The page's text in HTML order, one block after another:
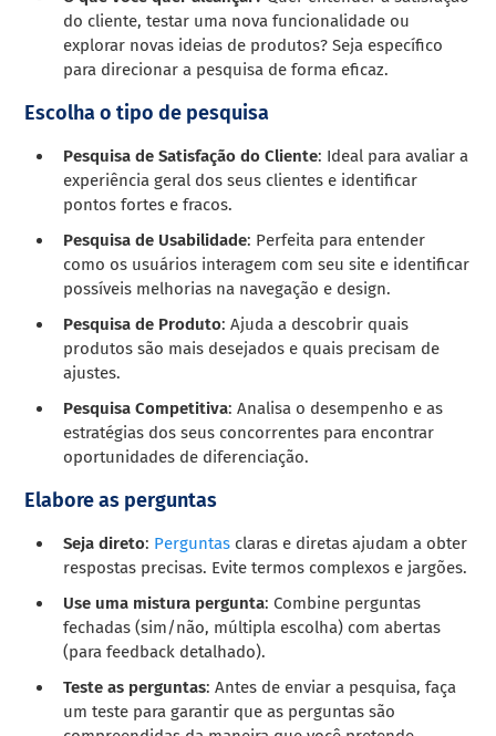
do cliente, testar uma nova funcionalidade ou
explorar novas ideias de produtos? Seja específico
para direcionar a pesquisa de forma eficaz.
Escolha o tipo de pesquisa
Pesquisa de Satisfação do Cliente: Ideal para avaliar a
experiência geral dos seus clientes e identificar
pontos fortes e fracos.
Pesquisa de Usabilidade: Perfeita para entender
como os usuários interagem com seu site e identificar
possíveis melhorias na navegação e design.
Pesquisa de Produto: Ajuda a descobrir quais
produtos são mais desejados e quais precisam de
ajustes.
Pesquisa Competitiva: Analisa o desempenho e as
estratégias dos seus concorrentes para encontrar
oportunidades de diferenciação.
Elabore as perguntas
Seja direto: Perguntas claras e diretas ajudam a obter
respostas precisas. Evite termos complexos e jargões.
Use uma mistura pergunta: Combine perguntas
fechadas (sim/não, múltipla escolha) com abertas
(para feedback detalhado).
Teste as perguntas: Antes de enviar a pesquisa, faça
um teste para garantir que as perguntas são